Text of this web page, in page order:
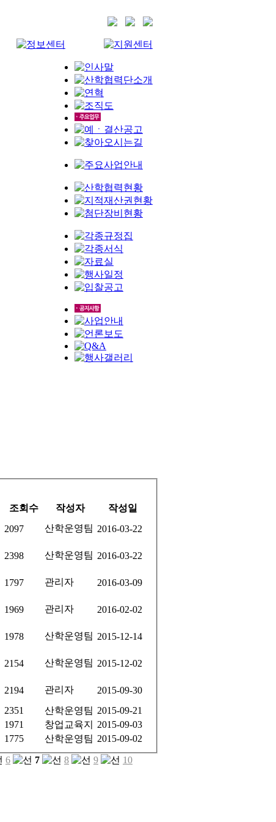
조회수 작성자
작성일
2097 산학운영팀 2016-03-22
2398 산학운영팀 2016-03-22
1797 관리자 2016-03-09
1969 관리자 2016-02-02
1978 산학운영팀 2015-12-14
2154 산학운영팀 2015-12-02
2194 관리자
2015-09-30
2351 산학운영팀 2015-09-21
1971 창업교육지
2015-09-03
1775 산학운영팀 2015-09-02
6 7 8 9 10